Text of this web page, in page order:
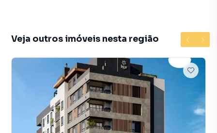
segurança e tranquilidade. Na Haas Imóveis você consegue
comprar ou alugar um imóvel em Curitiba mesmo não
estando na cidade e com a praticidade de fazer tudo
online, direto do seu computador ou smartphone. Nós
criamos soluções inovadoras para simplificar a relação de
proprietários, inquilinos e compradores com o mercado
imobiliário.
Veja outros imóveis nesta região